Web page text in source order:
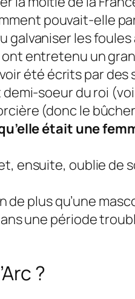
pouvait-elle
les foules
entretenu un
été écrits par des
demi-soeur du roi
(donc le
était une
ensuite, oublie de
de plus qu’une
une période
?